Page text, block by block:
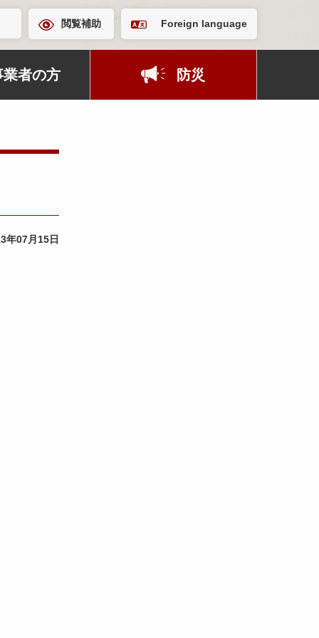
閲覧補助 Foreign language
業者の方 防災
年07月15日